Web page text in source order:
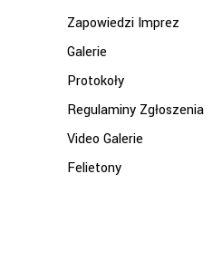
Zapowiedzi Imprez
Galerie
Protokoły
Regulaminy Zgłoszenia
Video Galerie
Felietony